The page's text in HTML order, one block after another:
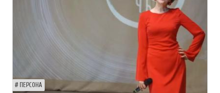
ПЕРСОНА